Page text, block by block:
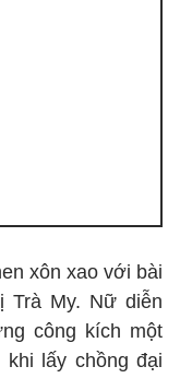
xôn xao với bài
Trà My. Nữ diễn
công kích một
khi lấy chồng đại